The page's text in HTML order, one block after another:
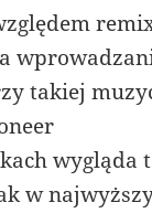
takiej
wygląda
w